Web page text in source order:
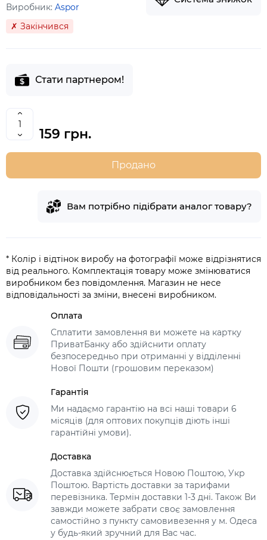
Виробник: Aspor
✗ Закінчився
Стати партнером!
159 грн.
Продано
Вам потрібно підібрати аналог товару?
* Колір і відтінок виробу на фотографії може відрізнятися
від реального. Комплектація товару може змінюватися
виробником без повідомлення. Магазин не несе
відповідальності за зміни, внесені виробником.
Оплата
Сплатити замовлення ви можете на картку
ПриватБанку або здійснити оплату
безпосередньо при отриманні у відділенні
Нової Пошти (грошовим переказом)
Гарантія
Ми надаємо гарантію на всі наші товари 6
місяців (для оптових покупців діють інші
гарантійні умови).
Доставка
Доставка здійснюється Новою Поштою, Укр
Поштою. Вартість доставки за тарифами
перевізника. Термін доставки 1-3 дні. Також Ви
завжди можете забрати своє замовлення
самостійно з пункту самовивезення у м. Одеса
у будь-який зручний для Вас час.